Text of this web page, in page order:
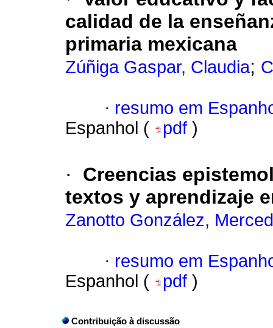
calidad de la
primaria mexicana
Zúñiga Gaspar, Claudia;
· resumo em
Espanhol (
pdf )
·
Creencias
textos y aprendizaje
Zanotto González,
· resumo em
Espanhol (
pdf )
Contribuição à discussão